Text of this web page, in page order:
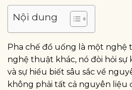
Nội dung
Pha chế đồ uống là một nghệ
nghệ thuật khác, nó đòi hỏi sự
và sự hiểu biết sâu sắc về
không phải tất cả nguyên liệu